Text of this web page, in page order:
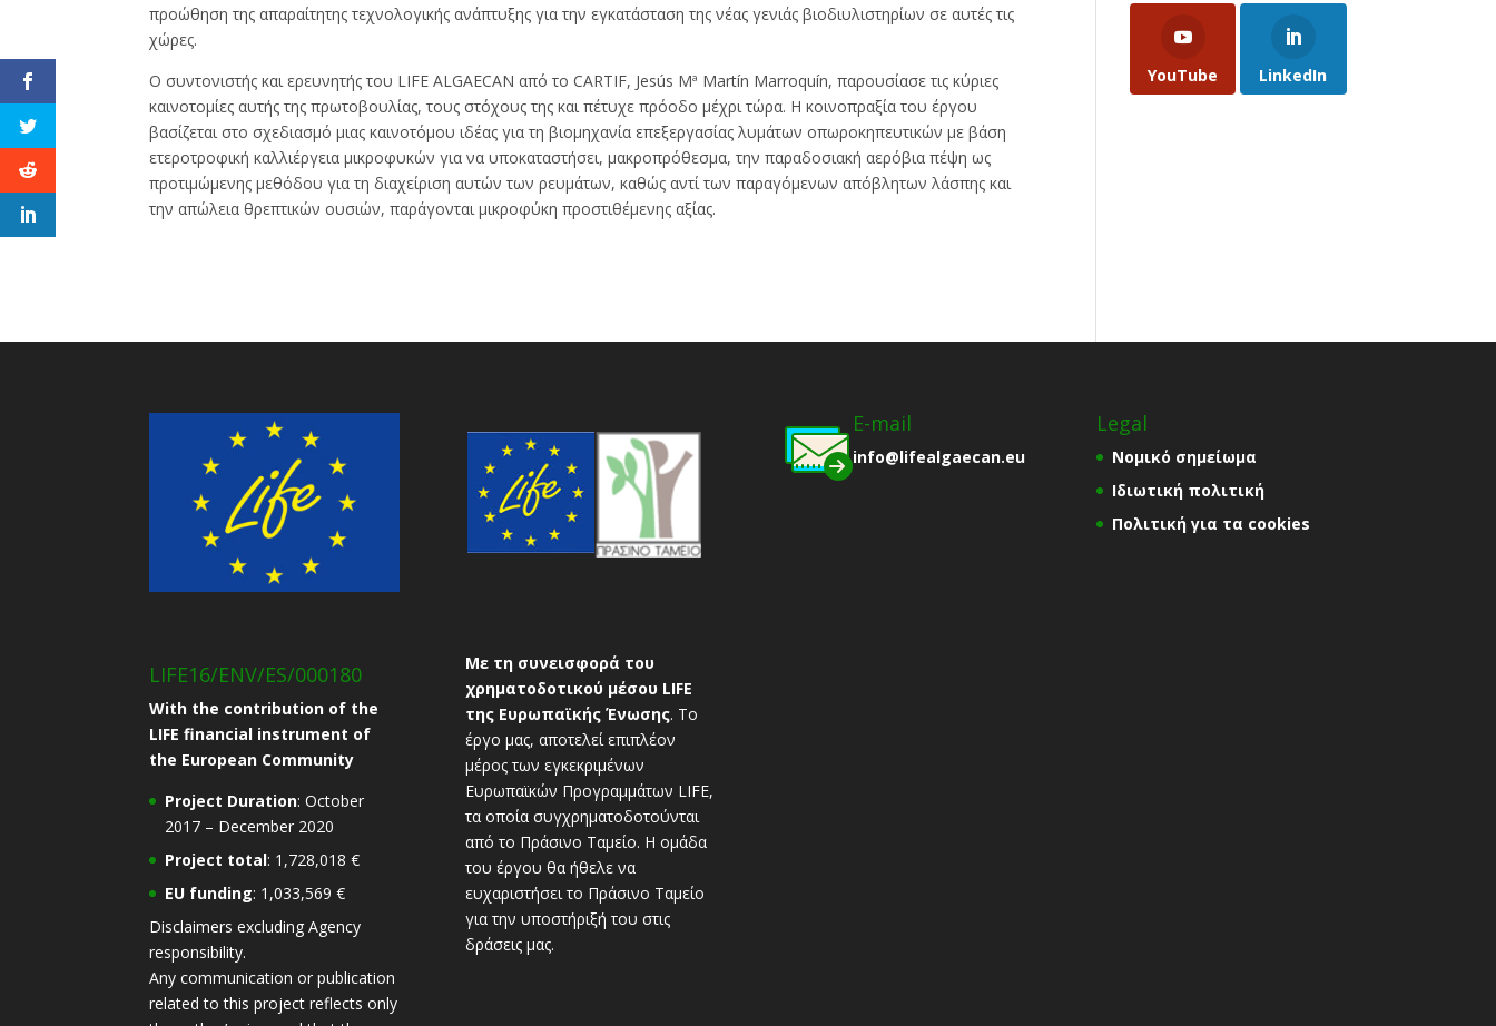
προώθηση της απαραίτητης τεχνολογικής ανάπτυξης για την εγκατάσταση της νέας γενιάς βιοδιυλιστηρίων σε αυτές τις
χώρες.
Ο συντονιστής και ερευνητής του LIFE ALGAECAN από το CARTIF, Jesús Mª Martín Marroquín, παρουσίασε τις κύριες
καινοτομίες αυτής της πρωτοβουλίας, τους στόχους της και πέτυχε πρόοδο μέχρι τώρα. Η κοινοπραξία του έργου
βασίζεται στο σχεδιασμό μιας καινοτόμου ιδέας για τη βιομηχανία επεξεργασίας λυμάτων οπωροκηπευτικών με βάση
ετεροτροφική καλλιέργεια μικροφυκών για να υποκαταστήσει, μακροπρόθεσμα, την παραδοσιακή αερόβια πέψη ως
προτιμώμενης μεθόδου για τη διαχείριση αυτών των ρευμάτων, καθώς αντί των παραγόμενων απόβλητων λάσπης και
την απώλεια θρεπτικών ουσιών, παράγονται μικροφύκη προστιθέμενης αξίας.
YouTube LinkedIn
LIFE16/ENV/ES/000180
With the contribution of the
LIFE financial instrument of
the European Community
Project Duration: October
2017 – December 2020
Project total: 1,728,018 €
EU funding: 1,033,569 €
Disclaimers excluding Agency
responsibility.
Any communication or publication
related to this project reflects only
Με τη συνεισφορά του
χρηματοδοτικού μέσου LIFE
της Ευρωπαϊκής Ένωσης. To
έργο μας, αποτελεί επιπλέον
μέρος των εγκεκριμένων
Ευρωπαϊκών Προγραμμάτων LIFE,
τα οποία συγχρηματοδοτούνται
από το Πράσινο Ταμείο. Η ομάδα
του έργου θα ήθελε να
ευχαριστήσει το Πράσινο Ταμείο
για την υποστήριξή του στις
δράσεις μας.
E-mail
info@lifealgaecan.eu
Legal
Νομικό σημείωμα
Ιδιωτική πολιτική
Πολιτική για τα cookies